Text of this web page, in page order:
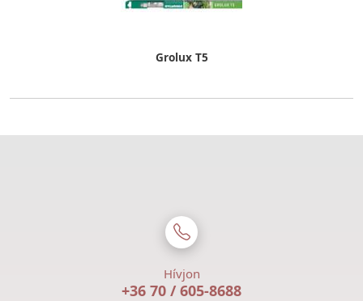
Grolux T5
Hívjon
+36 70 / 605-8688